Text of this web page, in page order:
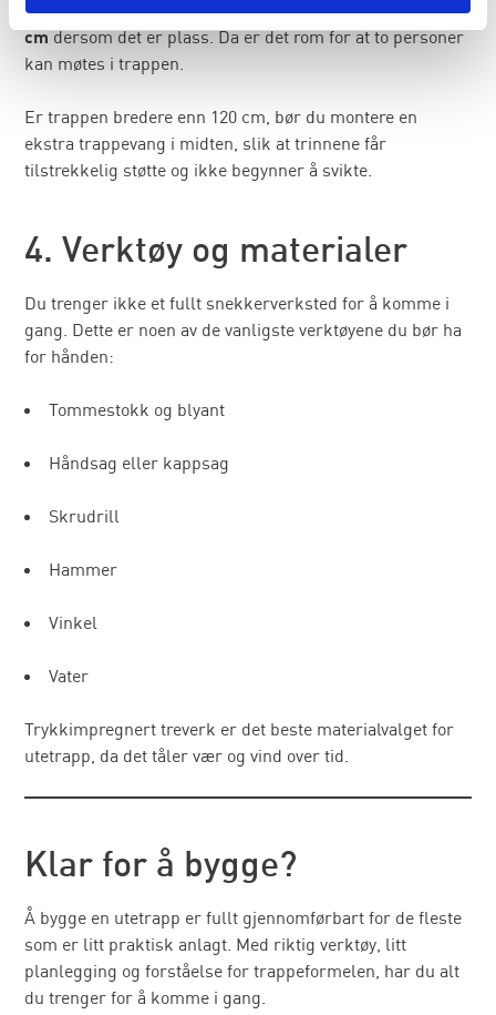
Vi anbefaler en bredde på minst 100 cm – gjerne 120
cm dersom det er plass. Da er det rom for at to personer
kan møtes i trappen.
Er trappen bredere enn 120 cm, bør du montere en
ekstra trappevang i midten, slik at trinnene får
tilstrekkelig støtte og ikke begynner å svikte.
4. Verktøy og materialer
Du trenger ikke et fullt snekkerverksted for å komme i
gang. Dette er noen av de vanligste verktøyene du bør ha
for hånden:
Tommestokk og blyant
Håndsag eller kappsag
Skrudrill
Hammer
Vinkel
Vater
Trykkimpregnert treverk er det beste materialvalget for
utetrapp, da det tåler vær og vind over tid.
Klar for å bygge?
Å bygge en utetrapp er fullt gjennomførbart for de fleste
som er litt praktisk anlagt. Med riktig verktøy, litt
planlegging og forståelse for trappeformelen, har du alt
du trenger for å komme i gang.